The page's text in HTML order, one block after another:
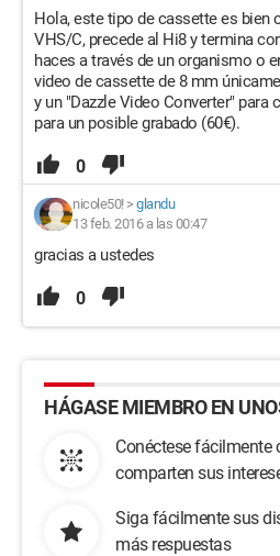
Hola, este tipo de cassette es bien
VHS/C, precede al Hi8 y termina
haces a través de un organismo o
video de cassette de 8 mm
y un "Dazzle Video Converter" para
para un posible grabado (60€).
0
nicole50!> glandu
13 feb. 2016 a las 00:47
gracias a ustedes
0
HÁGASE MIEMBRO EN
Conéctese fácilmente
comparten sus
Siga fácilmente sus
más respuestas